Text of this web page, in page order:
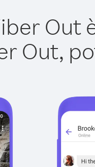
Out
Out,